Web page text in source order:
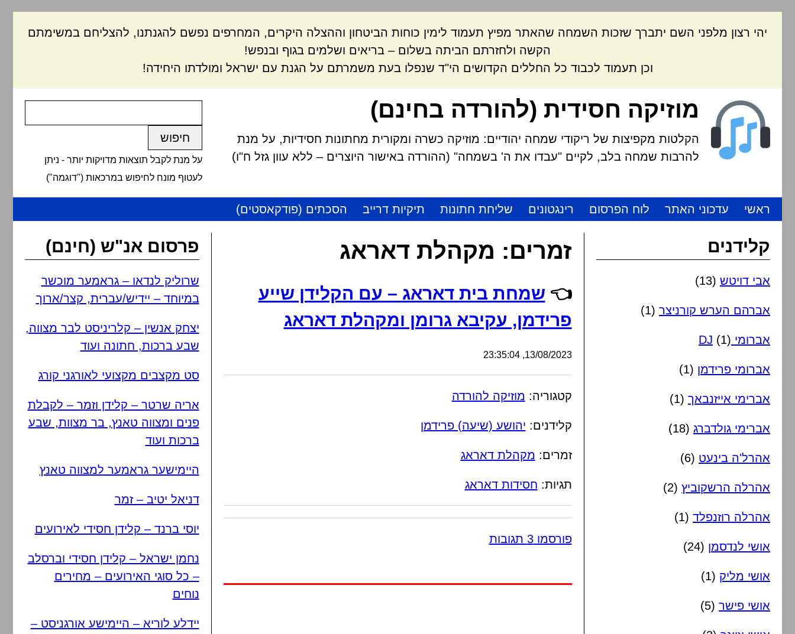
יהי רצון מלפני השם יתברך שזכות השמחה שהאתר מפיץ תעמוד לימין כוחות הביטחון וההצלה היקרים, המחרפים נפשם להגנתנו, להצליחם במשימתם
הקשה ולחזרתם הביתה בשלום – בריאים ושלמים בגוף ובנפש!
וכן תעמוד לכבוד כל החללים הקדושים הי"ד שנפלו בעת משמרתם על הגנת עם ישראל ומולדתו היחידה!
מוזיקה חסידית (להורדה בחינם)
הקלטות מקפיצות של ריקודי שמחה יהודיים: מוזיקה כשרה ומקורית מחתונות חסידיות, על מנת
להרבות שמחה בלב, לקיים "עבדו את ה' בשמחה" (ההורדה באישור היוצרים – ללא עוון גזל ח"ו)
על מנת לקבל תוצאות מדויקות יותר - ניתן
לעטוף מונח לחיפוש במרכאות ("דוגמה")
ראשי עדכוני האתר לוח הפרסום רינגטונים שליחת חתונות תיקיות דרייב הסכתים (פודקאסטים)
זמרים: מקהלת דאראג
👈 שמחת בית דאראג – עם הקלידן שייע
פרידמן, עקיבא גרומן ומקהלת דאראג
13/08/2023, 23:35:04
קטגוריה: מוזיקה להורדה
קלידנים: יהושע (שיעה) פרידמן
זמרים: מקהלת דאראג
תגיות: חסידות דאראג
פורסמו 3 תגובות
קלידנים
אבי דויטש (13)
אברהם הערש קורניצר (1)
אברומי DJ (1)
אברומי פרידמן (1)
אברימי אייזנבאך (1)
אברימי גולדברג (18)
אהרל'ה בינעט (6)
אהרלה הרשקוביץ (2)
אהרלה רוזנפלד (1)
אושי לנדסמן (24)
אושי מליק (1)
אושי פישר (5)
פרסום אנ"ש (חינם)
שרוליק לנדאו – גראמער מוכשר
במיוחד – יידיש/עברית, קצר/ארוך
יצחק אנשין – קלריניסט לבר מצווה,
שבע ברכות, חתונה ועוד
סט מקצבים מקצועי לאורגני קורג
אריה שרטר – קלידן וזמר – לקבלת
פנים ומצווה טאנץ, בר מצוות, שבע
ברכות ועוד
היימישער גראמער למצווה טאנץ
דניאל יטיב – זמר
יוסי ברנד – קלידן חסידי לאירועים
נחמן ישראל – קלידן חסידי וברסלב
– כל סוגי האירועים – מחירים
נוחים
יידלע לוריא – היימישע אורגניסט –